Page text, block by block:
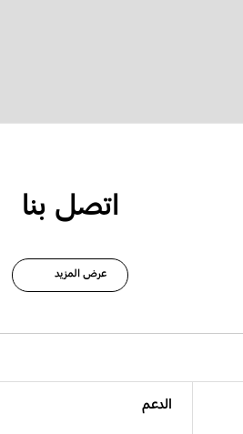
اتصل بنا
عرض المزيد
الدعم